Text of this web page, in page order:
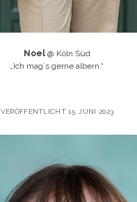
Noel @ Köln Süd
Ich mag`s gerne albern.“
VERÖFFENTLICHT 15. JUNI 2023